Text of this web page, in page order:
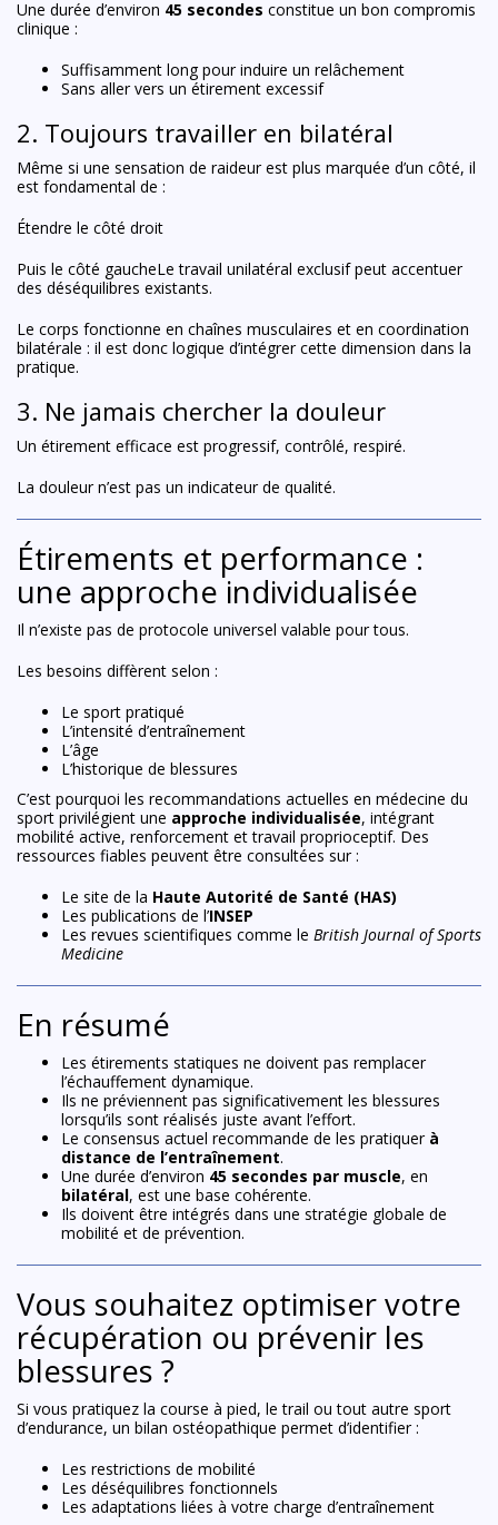
Une durée d’environ 45 secondes constitue un bon compromis
clinique :
Suffisamment long pour induire un relâchement
Sans aller vers un étirement excessif
2. Toujours travailler en bilatéral
Même si une sensation de raideur est plus marquée d’un côté, il
est fondamental de :
Étendre le côté droit
Puis le côté gaucheLe travail unilatéral exclusif peut accentuer
des déséquilibres existants.
Le corps fonctionne en chaînes musculaires et en coordination
bilatérale : il est donc logique d’intégrer cette dimension dans la
pratique.
3. Ne jamais chercher la douleur
Un étirement efficace est progressif, contrôlé, respiré.
La douleur n’est pas un indicateur de qualité.
Étirements et performance :
une approche individualisée
Il n’existe pas de protocole universel valable pour tous.
Les besoins diffèrent selon :
Le sport pratiqué
L’intensité d’entraînement
L’âge
L’historique de blessures
C’est pourquoi les recommandations actuelles en médecine du
sport privilégient une approche individualisée, intégrant
mobilité active, renforcement et travail proprioceptif. Des
ressources fiables peuvent être consultées sur :
Le site de la Haute Autorité de Santé (HAS)
Les publications de l’INSEP
Les revues scientifiques comme le British Journal of Sports
Medicine
En résumé
Les étirements statiques ne doivent pas remplacer
l’échauffement dynamique.
Ils ne préviennent pas significativement les blessures
lorsqu’ils sont réalisés juste avant l’effort.
Le consensus actuel recommande de les pratiquer à
distance de l’entraînement.
Une durée d’environ 45 secondes par muscle, en
bilatéral, est une base cohérente.
Ils doivent être intégrés dans une stratégie globale de
mobilité et de prévention.
Vous souhaitez optimiser votre
récupération ou prévenir les
blessures ?
Si vous pratiquez la course à pied, le trail ou tout autre sport
d’endurance, un bilan ostéopathique permet d’identifier :
Les restrictions de mobilité
Les déséquilibres fonctionnels
Les adaptations liées à votre charge d’entraînement